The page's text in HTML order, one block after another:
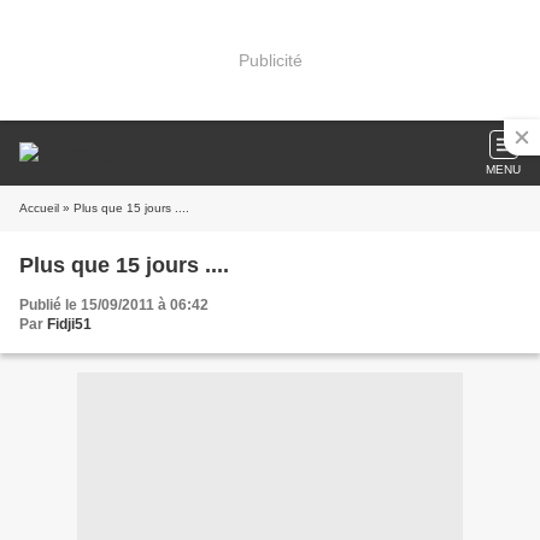
Publicité
MENU
Accueil » Plus que 15 jours ....
Plus que 15 jours ....
Publié le 15/09/2011 à 06:42
Par Fidji51